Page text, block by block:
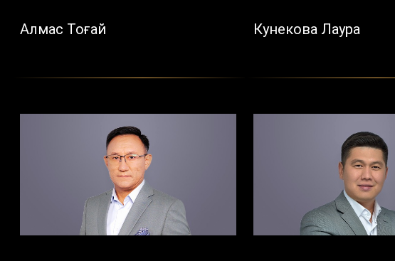
Алмас Тоғай Кунекова Лаура